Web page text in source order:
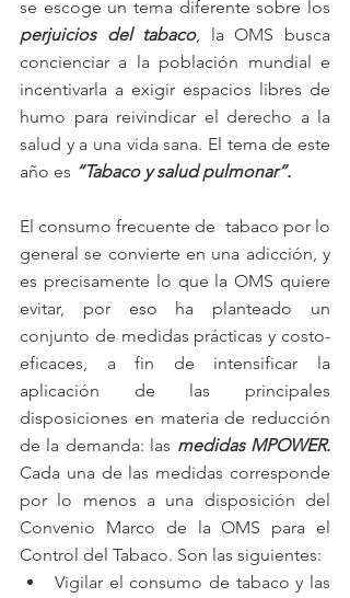
perjuicios del tabaco, la OMS busca
concienciar a la población mundial e
incentivarla a exigir espacios libres de
humo para reivindicar el derecho a la
salud y a una vida sana. El tema de este
año es “Tabaco y salud pulmonar”.
El consumo frecuente de  tabaco por lo
general se convierte en una adicción, y
es precisamente lo que la OMS quiere
evitar, por eso ha planteado un
conjunto de medidas prácticas y costo-
eficaces, a fin de intensificar la
aplicación de las principales
disposiciones en materia de reducción
de la demanda: las medidas MPOWER.
Cada una de las medidas corresponde
por lo menos a una disposición del
Convenio Marco de la OMS para el
Control del Tabaco. Son las siguientes:
Vigilar el consumo de tabaco y las